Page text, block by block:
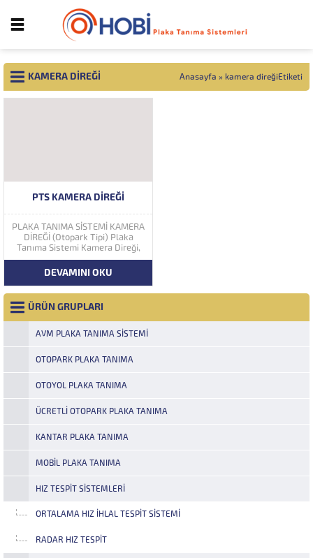
KAMERA DIREĞI Anasayfa » kamera direğiEtiketi
PTS KAMERA DIREĞI
PLAKA TANIMA SİSTEMİ KAMERA
DİREĞİ (Otopark Tipi) Plaka
Tanıma Sistemi Kamera Direği,
150 cm boyunda, muhafaza
montajına birebir uygun olarak
tasarlanmıştır. 150 cm
yüksekliğinde, ayarlanabilir
dairesel flanşlı, paslanmaya
karşı elektrostatik boyalı, sert
hava koşullarına uygun olarak
üretilmiştir. Direk ile birlikte...
DEVAMINI OKU
ÜRÜN GRUPLARI
AVM PLAKA TANIMA SISTEMI
OTOPARK PLAKA TANIMA
OTOYOL PLAKA TANIMA
ÜCRETLI OTOPARK PLAKA TANIMA
KANTAR PLAKA TANIMA
MOBIL PLAKA TANIMA
HIZ TESPIT SISTEMLERI
ORTALAMA HIZ İHLAL TESPIT SISTEMI
RADAR HIZ TESPIT